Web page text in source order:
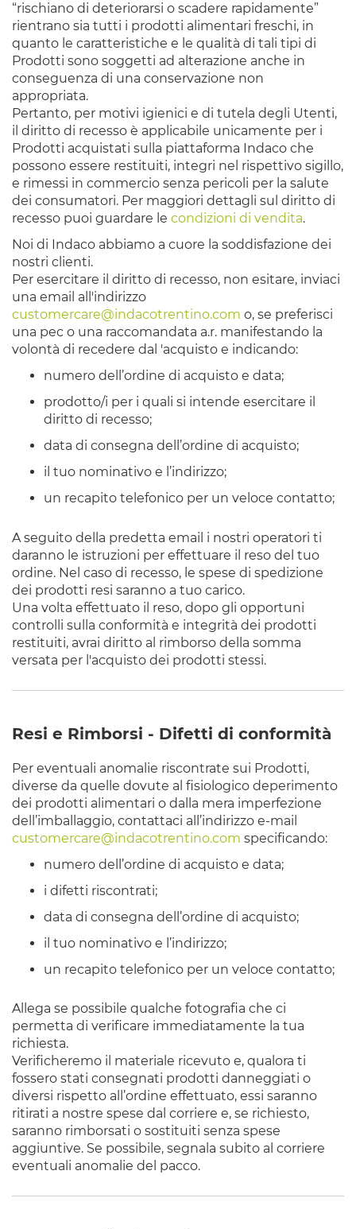
“rischiano di deteriorarsi o scadere rapidamente”
rientrano sia tutti i prodotti alimentari freschi, in
quanto le caratteristiche e le qualità di tali tipi di
Prodotti sono soggetti ad alterazione anche in
conseguenza di una conservazione non
appropriata.
Pertanto, per motivi igienici e di tutela degli Utenti,
il diritto di recesso è applicabile unicamente per i
Prodotti acquistati sulla piattaforma Indaco che
possono essere restituiti, integri nel rispettivo sigillo,
e rimessi in commercio senza pericoli per la salute
dei consumatori. Per maggiori dettagli sul diritto di
recesso puoi guardare le condizioni di vendita.
Noi di Indaco abbiamo a cuore la soddisfazione dei
nostri clienti.
Per esercitare il diritto di recesso, non esitare, inviaci
una email all'indirizzo
customercare@indacotrentino.com o, se preferisci
una pec o una raccomandata a.r. manifestando la
volontà di recedere dal 'acquisto e indicando:
numero dell’ordine di acquisto e data;
prodotto/i per i quali si intende esercitare il
diritto di recesso;
data di consegna dell’ordine di acquisto;
il tuo nominativo e l’indirizzo;
un recapito telefonico per un veloce contatto;
A seguito della predetta email i nostri operatori ti
daranno le istruzioni per effettuare il reso del tuo
ordine. Nel caso di recesso, le spese di spedizione
dei prodotti resi saranno a tuo carico.
Una volta effettuato il reso, dopo gli opportuni
controlli sulla conformità e integrità dei prodotti
restituiti, avrai diritto al rimborso della somma
versata per l'acquisto dei prodotti stessi.
Resi e Rimborsi - Difetti di conformità
Per eventuali anomalie riscontrate sui Prodotti,
diverse da quelle dovute al fisiologico deperimento
dei prodotti alimentari o dalla mera imperfezione
dell’imballaggio, contattaci all’indirizzo e-mail
customercare@indacotrentino.com specificando:
numero dell’ordine di acquisto e data;
i difetti riscontrati;
data di consegna dell’ordine di acquisto;
il tuo nominativo e l’indirizzo;
un recapito telefonico per un veloce contatto;
Allega se possibile qualche fotografia che ci
permetta di verificare immediatamente la tua
richiesta.
Verificheremo il materiale ricevuto e, qualora ti
fossero stati consegnati prodotti danneggiati o
diversi rispetto all’ordine effettuato, essi saranno
ritirati a nostre spese dal corriere e, se richiesto,
saranno rimborsati o sostituiti senza spese
aggiuntive. Se possibile, segnala subito al corriere
eventuali anomalie del pacco.